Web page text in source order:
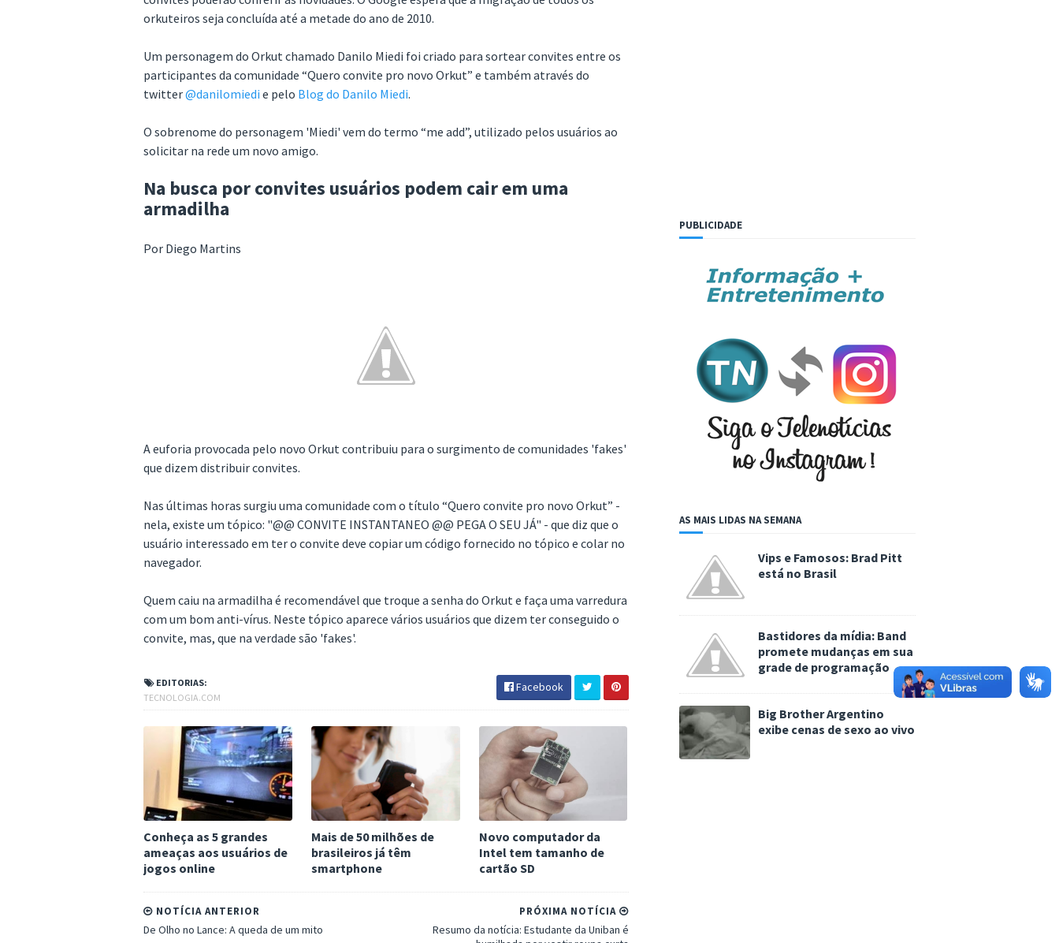
orkuteiros seja concluída até a metade do ano de 2010.
Um personagem do Orkut chamado Danilo Miedi foi criado para sortear convites entre os
participantes da comunidade “Quero convite pro novo Orkut” e também através do
twitter@danilomiedi e pelo Blog do Danilo Miedi.
O sobrenome do personagem 'Miedi' vem do termo “me add”, utilizado pelos usuários ao
solicitar na rede um novo amigo.
Na busca por convites usuários podem cair em uma
armadilha
Por Diego Martins
A euforia provocada pelo novo Orkut contribuiu para o surgimento de comunidades 'fakes'
que dizem distribuir convites.
Nas últimas horas surgiu uma comunidade com o título “Quero convite pro novo Orkut” -
nela, existe um tópico: "@@ CONVITE INSTANTANEO @@ PEGA O SEU JÁ" - que diz que o
usuário interessado em ter o convite deve copiar um código fornecido no tópico e colar no
navegador.
Quem caiu na armadilha é recomendável que troque a senha do Orkut e faça uma varredura
com um bom anti-vírus. Neste tópico aparece vários usuários que dizem ter conseguido o
convite, mas, que na verdade são 'fakes'.
EDITORIAS:
TECNOLOGIA.COM
Facebook
Conheça as 5 grandes
ameaças aos usuários de
jogos online
Mais de 50 milhões de
brasileiros já têm
smartphone
Novo computador da
Intel tem tamanho de
cartão SD
PRÓXIMA NOTÍCIA
Resumo da notícia: Estudante da Uniban é
NOTÍCIA ANTERIOR
De Olho no Lance: A queda de um mito
PUBLICIDADE
AS MAIS LIDAS NA SEMANA
Vips e Famosos: Brad Pitt
está no Brasil
Bastidores da mídia: Band
promete mudanças em sua
grade de programação
Big Brother Argentino
exibe cenas de sexo ao vivo